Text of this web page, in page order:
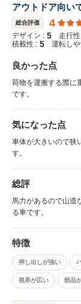
アウトドア向い
総合評価 4
デザイン : 5 走行
積載性 : 5 運転し
良かった点
荷物を運搬する際に
です。
気になった点
車体が大きいので狭
す。
総評
馬力があるので山道
る車です。
特徴
押し出しが強い
視界が広い 部品